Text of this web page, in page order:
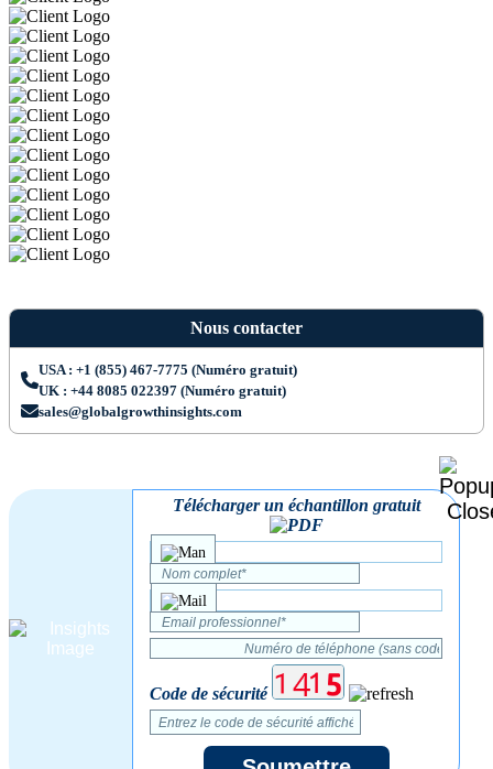
Nous contacter
USA : +1 (855) 467-7775 (Numéro gratuit)
UK : +44 8085 022397 (Numéro gratuit)
sales@globalgrowthinsights.com
Télécharger un échantillon gratuit
Code de sécurité